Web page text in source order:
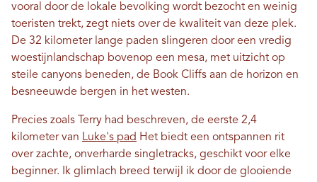
vooral door de lokale bevolking wordt bezocht en weinig
toeristen trekt, zegt niets over de kwaliteit van deze plek.
De 32 kilometer lange paden slingeren door een vredig
woestijnlandschap bovenop een mesa, met uitzicht op
steile canyons beneden, de Book Cliffs aan de horizon en
besneeuwde bergen in het westen.
Precies zoals Terry had beschreven, de eerste 2,4
kilometer van Luke's pad Het biedt een ontspannen rit
over zachte, onverharde singletracks, geschikt voor elke
beginner. Ik glimlach breed terwijl ik door de glooiende